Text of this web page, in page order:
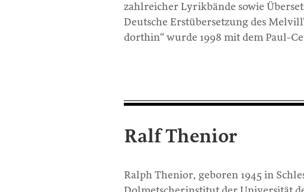
zahlreicher Lyrikbände sowie
Deutsche Erstübersetzung des
dorthin“ wurde 1998 mit dem Paul-
Ralf Thenior
Ralph Thenior, geboren 1945 in